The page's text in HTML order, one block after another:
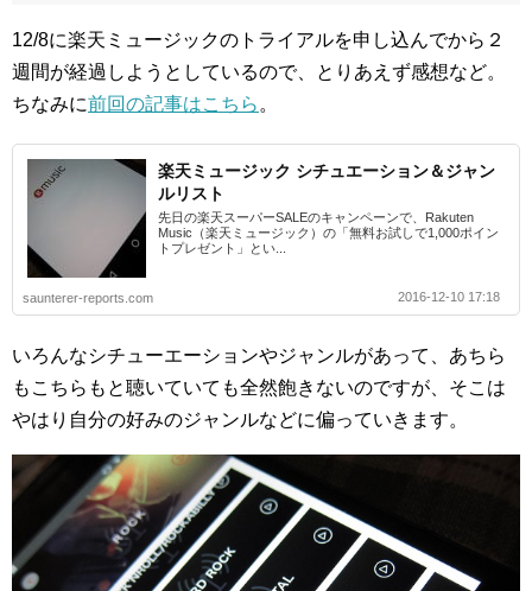
12/8に楽天ミュージックのトライアルを申し込んでから２
週間が経過しようとしているので、とりあえず感想など。
ちなみに前回の記事はこちら 。
楽天ミュージック シチュエーション＆ジャン
ルリスト
先日の楽天スーパーSALEのキャンペーンで、Rakuten
Music（楽天ミュージック）の「無料お試しで1,000ポイン
トプレゼント」とい...
saunterer-reports.com 2016-12-10 17:18
いろんなシチューエーションやジャンルがあって、あちら
もこちらもと聴いていても全然飽きないのですが、そこは
やはり自分の好みのジャンルなどに偏っていきます。